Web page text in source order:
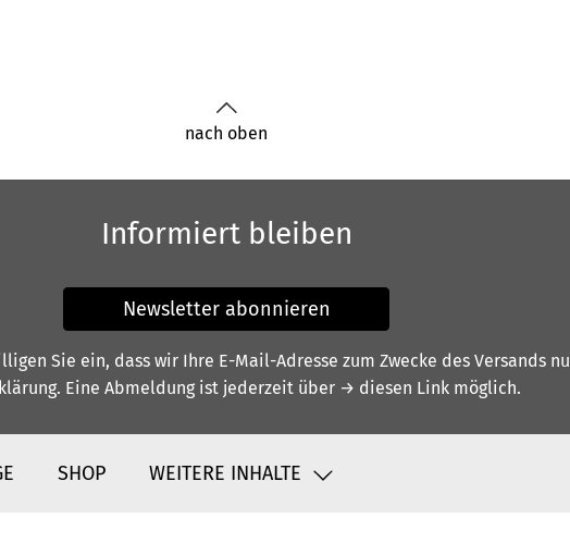
nach oben
Informiert bleiben
Newsletter abonnieren
Sie ein, dass wir Ihre E-Mail-Adresse zum Zwecke des Versands
. Eine Abmeldung ist jederzeit über → diesen Link möglich.
SHOP WEITERE INHALTE